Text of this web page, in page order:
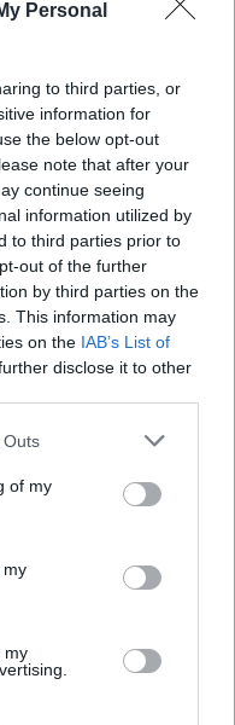
Personal
to third parties, or
information for
the below opt-out
note that after your
continue seeing
information utilized by
to third parties prior to
out of the further
by third parties on the
This information may
on the IAB’s List of
disclose it to other
Outs
of my
my
my
στο Google News
νέα
γιαΜόδα
Celebrities στο νέο
και στο Instagram